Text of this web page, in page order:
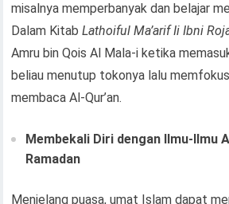
misalnya memperbanyak dan belajar
Dalam KitabLathoiful Ma’arif Ii Ibni
Amru bin Qois Al Mala-i ketika
beliau menutup tokonya lalu
membaca Al-Qur’an.
Membekali Diri dengan Ilmu-Ilmu
Ramadan
Menjelang puasa, umat Islam dapat